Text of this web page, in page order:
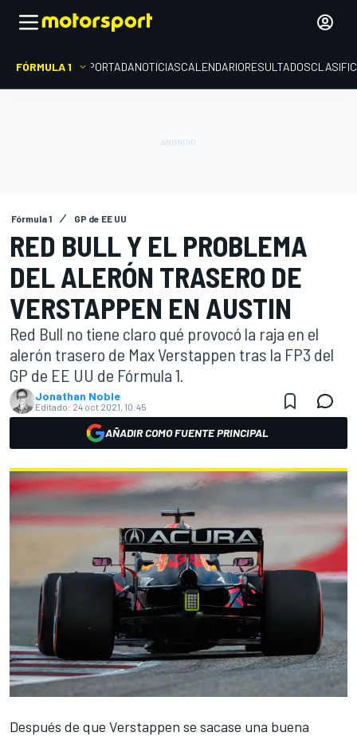
FÓRMULA 1 PORTADANOTICIASCALENDARIORESULTADOS
Fórmula 1 GP de EE UU
RED BULL Y EL PROBLEMA
DEL ALERÓN TRASERO DE
VERSTAPPEN EN AUSTIN
Red Bull no tiene claro qué provocó la raja en el
alerón trasero de Max Verstappen tras la FP3 del
GP de EE UU de Fórmula 1.
Jonathan Noble
Editado: 24 oct 2021, 10:45
AÑADIR COMO FUENTE PRINCIPAL
Después de que Verstappen se sacase una buena